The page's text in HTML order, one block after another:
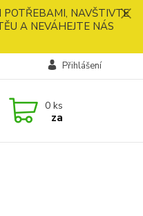
POTŘEBAMI, NAVŠTIVTE
A NEVÁHEJTE NÁS
Přihlášení
0 ks
za